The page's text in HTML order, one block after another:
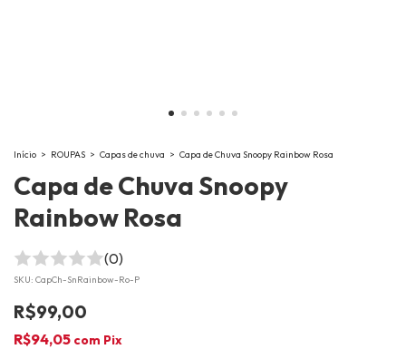
Início > ROUPAS > Capas de chuva > Capa de Chuva Snoopy Rainbow Rosa
Capa de Chuva Snoopy
Rainbow Rosa
(0)
SKU: CapCh-SnRainbow-Ro-P
R$99,00
R$94,05 com Pix